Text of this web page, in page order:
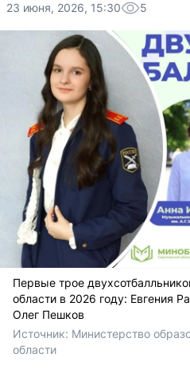
23 июня, 2026, 15:30 5
Первые трое
области в 2026 году: Евгения
Олег Пешков
Источник: Министерство
области